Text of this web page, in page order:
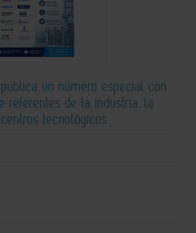
un número especial con
referentes de la industria, la
tecnológicos